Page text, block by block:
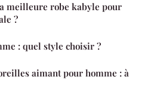
meilleure robe kabyle pour
?
: quel style choisir ?
aimant pour homme : à